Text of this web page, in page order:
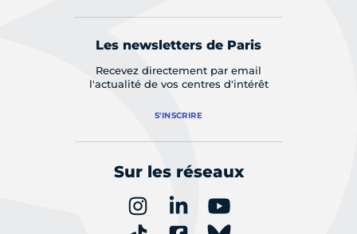
Les newsletters de Paris
Recevez directement par email
l'actualité de vos centres d'intérêt
S'INSCRIRE
Sur les réseaux